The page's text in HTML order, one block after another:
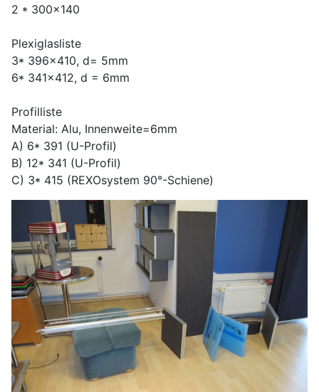
2 * 300x140
Plexiglasliste
3* 396x410, d= 5mm
6* 341x412, d = 6mm
Profilliste
Material: Alu, Innenweite=6mm
A) 6* 391 (U-Profil)
B) 12* 341 (U-Profil)
C) 3* 415 (REXOsystem 90°-Schiene)